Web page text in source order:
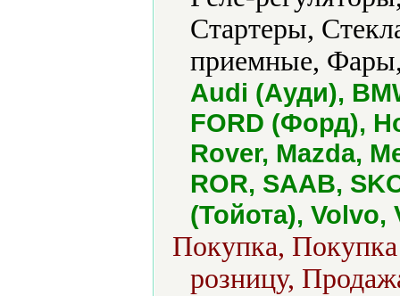
Стартеры,
приемные,
Audi (Ауди),
FORD (Форд),
Rover, Mazda,
ROR, SAAB,
(Тойота), Volvo,
Покупка,
розницу,